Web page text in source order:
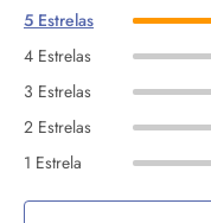
5 Estrelas
4 Estrelas
3 Estrelas
2 Estrelas
1 Estrela